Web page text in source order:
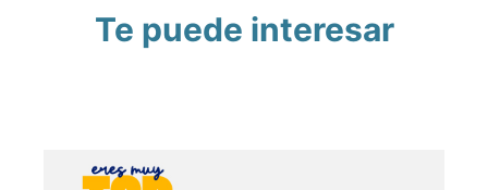
Te puede interesar